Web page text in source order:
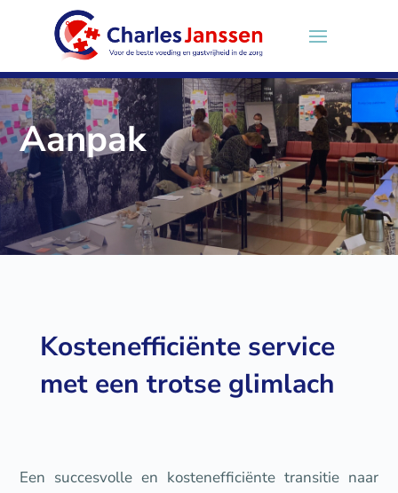
Aanpak
Kostenefficiënte service
met een trotse glimlach
Een succesvolle en kostenefficiënte transitie naar